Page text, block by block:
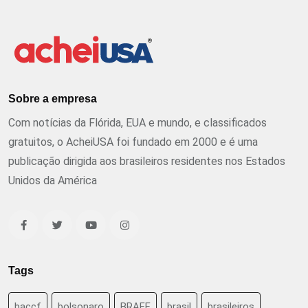
Sobre a empresa
Com notícias da Flórida, EUA e mundo, e classificados
gratuitos, o AcheiUSA foi fundado em 2000 e é uma
publicação dirigida aos brasileiros residentes nos Estados
Unidos da América
Tags